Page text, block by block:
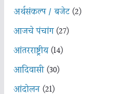
अर्थसंकल्प / बजेट(2)
आजचे पंचांग(27)
आंतरराष्ट्रीय(14)
आदिवासी(30)
आंदोलन(21)